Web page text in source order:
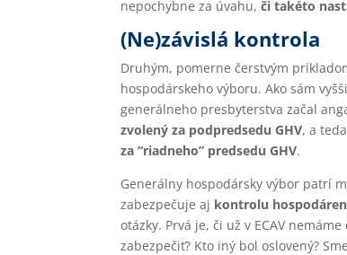
nepochybne za úvahu,či takéto
(Ne)závislá kontrola
Druhým, pomerne čerstvým
hospodárskeho výboru. Ako sám
generálneho presbyterstva začal
zvolený za podpredsedu GHV, a
za“riadneho” predsedu GHV.
Generálny hospodársky výbor patrí
zabezpečuje aj kontrolu
otázky. Prvá je, či už v ECAV
zabezpečiť? Kto iný bol oslovený?